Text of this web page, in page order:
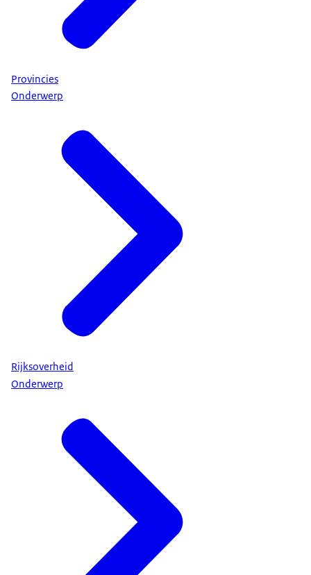
Provincies
Onderwerp
Rijksoverheid
Onderwerp